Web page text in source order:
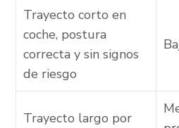
Trayecto corto en
coche, postura
correcta y sin signos
de riesgo
Trayecto largo por